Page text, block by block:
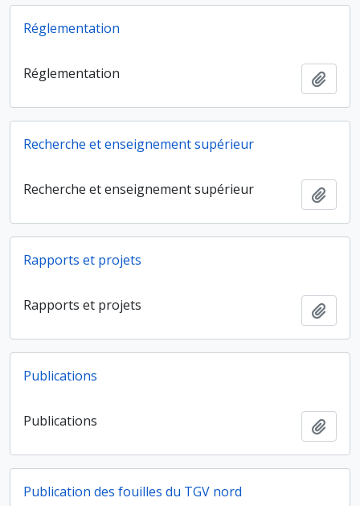
Réglementation
Réglementation
Recherche et enseignement supérieur
Recherche et enseignement supérieur
Rapports et projets
Rapports et projets
Publications
Publications
Publication des fouilles du TGV nord